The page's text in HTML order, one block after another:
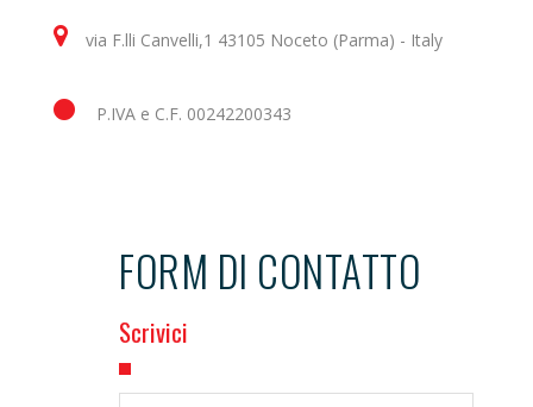
via F.lli Canvelli,1 43105 Noceto (Parma) - Italy
P.IVA e C.F. 00242200343
FORM DI CONTATTO
Scrivici